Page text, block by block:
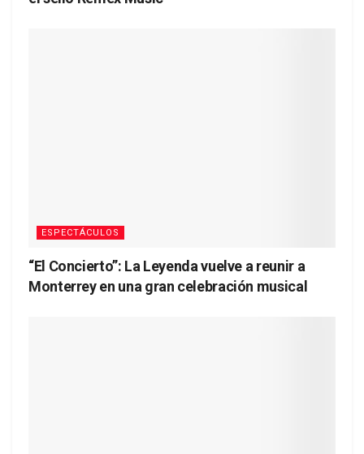
ESPECTÁCULOS
“El Concierto”: La Leyenda vuelve a reunir a
Monterrey en una gran celebración musical